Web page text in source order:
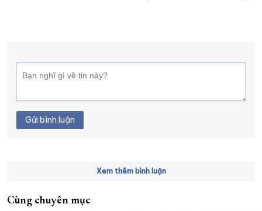
Gửi bình luận
Xem thêm bình luận
Cùng chuyên mục